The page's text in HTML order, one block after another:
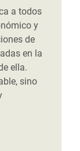
a todos
y
de
en la
ella.
sino